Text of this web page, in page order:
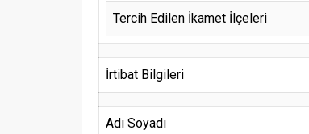
Tercih Edilen İkamet İlçeleri
İrtibat Bilgileri
Adı Soyadı